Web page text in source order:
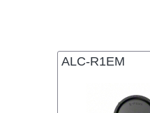
ALC-R1EM